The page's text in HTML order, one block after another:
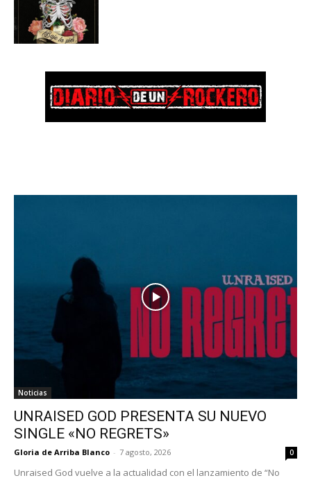
Noticias
UNRAISED GOD PRESENTA SU NUEVO
SINGLE «NO REGRETS»
Gloria de Arriba Blanco - 7 agosto, 2026 0
Unraised God vuelve a la actualidad con el lanzamiento de “No